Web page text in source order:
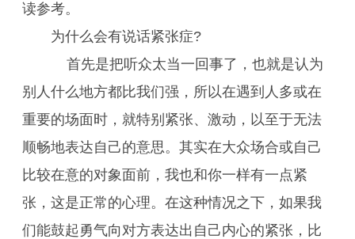
读参考。
为什么会有说话紧张症?
首先是把听众太当一回事了，也就是认为
别人什么地方都比我们强，所以在遇到人多或在
重要的场面时，就特别紧张、激动，以至于无法
顺畅地表达自己的意思。其实在大众场合或自己
比较在意的对象面前，我也和你一样有一点紧
张，这是正常的心理。在这种情况之下，如果我
们能鼓起勇气向对方表达出自己内心的紧张，比